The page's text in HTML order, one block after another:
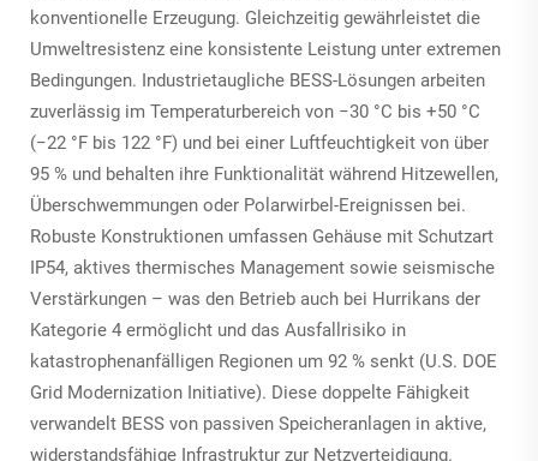
konventionelle Erzeugung. Gleichzeitig gewährleistet die
Umweltresistenz eine konsistente Leistung unter extremen
Bedingungen. Industrietaugliche BESS-Lösungen arbeiten
zuverlässig im Temperaturbereich von −30 °C bis +50 °C
(−22 °F bis 122 °F) und bei einer Luftfeuchtigkeit von über
95 % und behalten ihre Funktionalität während Hitzewellen,
Überschwemmungen oder Polarwirbel-Ereignissen bei.
Robuste Konstruktionen umfassen Gehäuse mit Schutzart
IP54, aktives thermisches Management sowie seismische
Verstärkungen – was den Betrieb auch bei Hurrikans der
Kategorie 4 ermöglicht und das Ausfallrisiko in
katastrophenanfälligen Regionen um 92 % senkt (U.S. DOE
Grid Modernization Initiative). Diese doppelte Fähigkeit
verwandelt BESS von passiven Speicheranlagen in aktive,
widerstandsfähige Infrastruktur zur Netzverteidigung.